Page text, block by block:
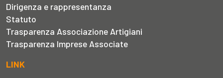
Dirigenza e rappresentanza
Statuto
Trasparenza Associazione Artigiani
Trasparenza Imprese Associate
LINK